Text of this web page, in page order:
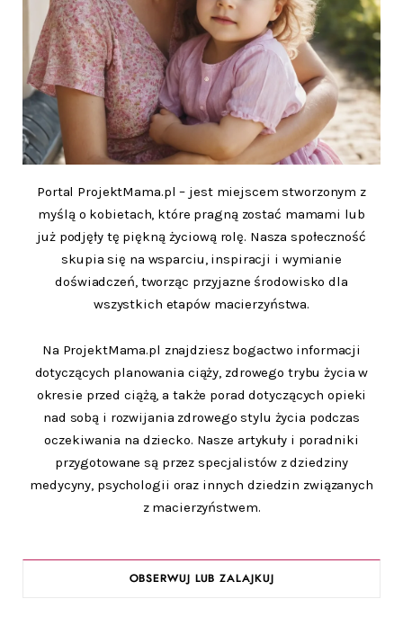
Portal ProjektMama.pl – jest miejscem stworzonym z
myślą o kobietach, które pragną zostać mamami lub
już podjęły tę piękną życiową rolę. Nasza społeczność
skupia się na wsparciu, inspiracji i wymianie
doświadczeń, tworząc przyjazne środowisko dla
wszystkich etapów macierzyństwa.
Na ProjektMama.pl znajdziesz bogactwo informacji
dotyczących planowania ciąży, zdrowego trybu życia w
okresie przed ciążą, a także porad dotyczących opieki
nad sobą i rozwijania zdrowego stylu życia podczas
oczekiwania na dziecko. Nasze artykuły i poradniki
przygotowane są przez specjalistów z dziedziny
medycyny, psychologii oraz innych dziedzin związanych
z macierzyństwem.
OBSERWUJ LUB ZALAJKUJ